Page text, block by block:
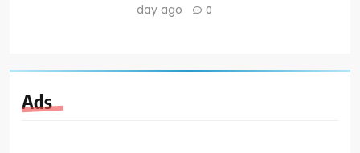
day ago
0
Ads